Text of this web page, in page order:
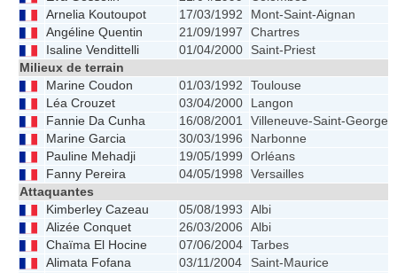
Arnelia Koutoupot
17/03/1992
Mont-Saint-Aignan
Angéline Quentin
21/09/1997
Chartres
Isaline Vendittelli
01/04/2000
Saint-Priest
Milieux de terrain
Marine Coudon
01/03/1992
Toulouse
Léa Crouzet
03/04/2000
Langon
Fannie Da Cunha
16/08/2001
Villeneuve-Saint-Georges
Marine Garcia
30/03/1996
Narbonne
Pauline Mehadji
19/05/1999
Orléans
Fanny Pereira
04/05/1998
Versailles
Attaquantes
Kimberley Cazeau
05/08/1993
Albi
Alizée Conquet
26/03/2006
Albi
Chaïma El Hocine
07/06/2004 Tarbes
Alimata Fofana
03/11/2004
Saint-Maurice